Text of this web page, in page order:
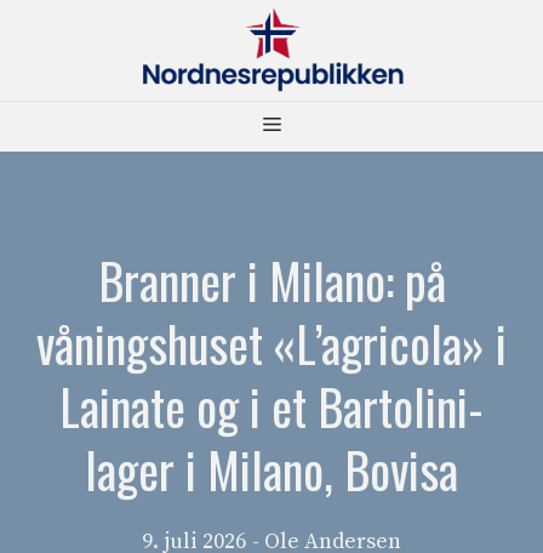
Meny
Branner i Milano: på
våningshuset «L’agricola» i
Lainate og i et Bartolini-
lager i Milano, Bovisa
9. juli 2026 - Ole Andersen